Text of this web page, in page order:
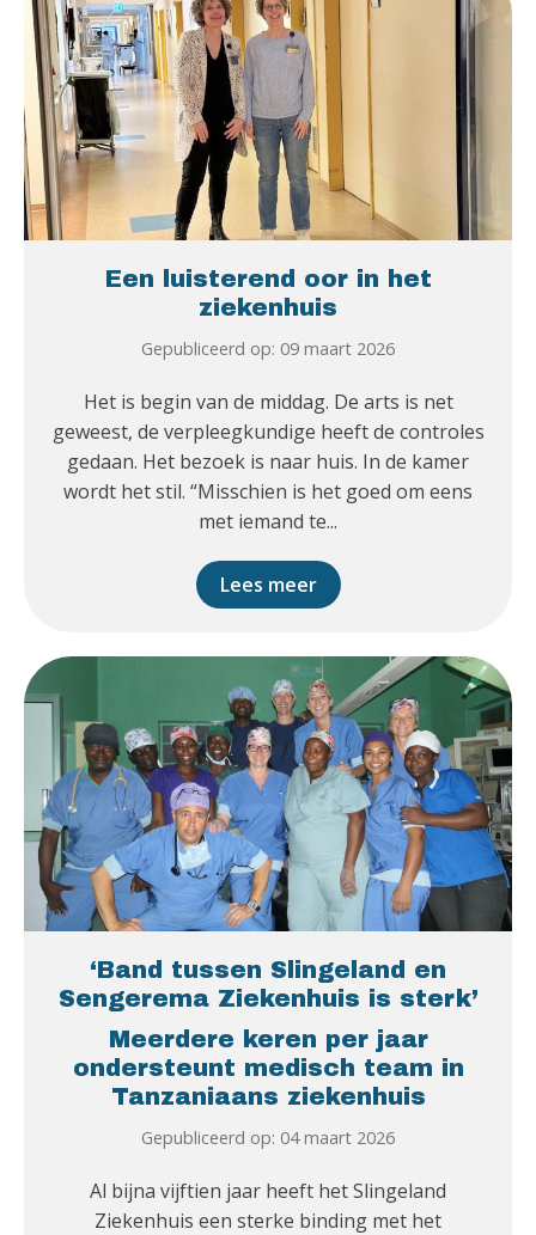
Een luisterend oor in het
ziekenhuis
Gepubliceerd op: 09 maart 2026
Het is begin van de middag. De arts is net
geweest, de verpleegkundige heeft de controles
gedaan. Het bezoek is naar huis. In de kamer
wordt het stil. “Misschien is het goed om eens
met iemand te...
Lees meer
‘Band tussen Slingeland en
Sengerema Ziekenhuis is sterk’
Meerdere keren per jaar
ondersteunt medisch team in
Tanzaniaans ziekenhuis
Gepubliceerd op: 04 maart 2026
Al bijna vijftien jaar heeft het Slingeland
Ziekenhuis een sterke binding met het